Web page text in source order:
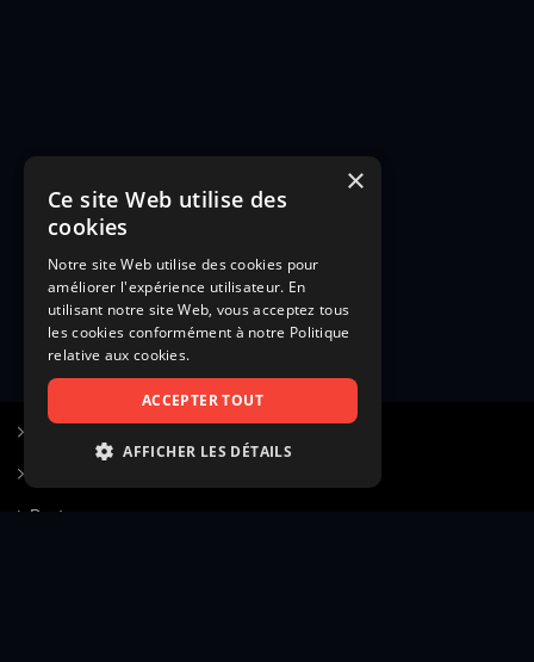
Poster une annonce
×
Ce site Web utilise des
cookies
Notre site Web utilise des cookies pour
améliorer l'expérience utilisateur. En
utilisant notre site Web, vous acceptez tous
les cookies conformément à notre Politique
relative aux cookies.
ACCEPTER TOUT
AFFICHER LES DÉTAILS